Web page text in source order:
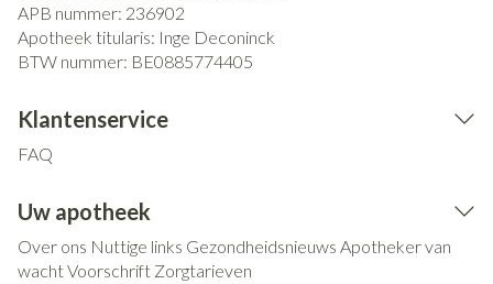
APB nummer: 236902
Apotheek titularis: Inge Deconinck
BTW nummer: BE0885774405
Klantenservice
FAQ
Uw apotheek
Over ons Nuttige links Gezondheidsnieuws Apotheker van
wachtVoorschrift Zorgtarieven